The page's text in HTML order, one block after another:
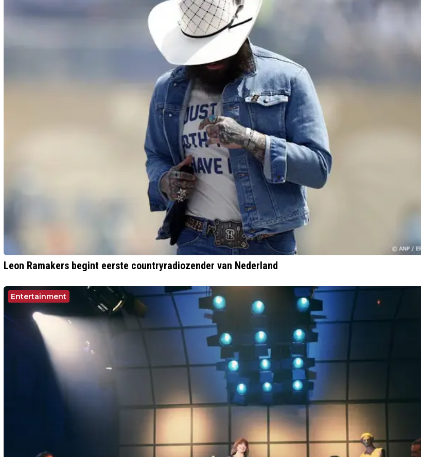
Leon Ramakers begint eerste countryradiozender van Nederland
Entertainment